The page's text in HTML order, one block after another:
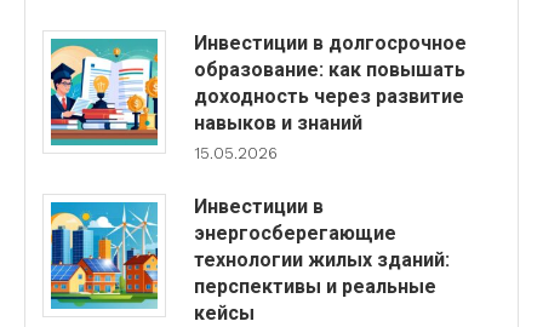
Инвестиции в долгосрочное
образование: как повышать
доходность через развитие
навыков и знаний
15.05.2026
Инвестиции в
энергосберегающие
технологии жилых зданий:
перспективы и реальные
кейсы